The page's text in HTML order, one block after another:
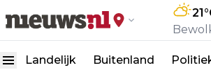
21
Landelijk Buitenland